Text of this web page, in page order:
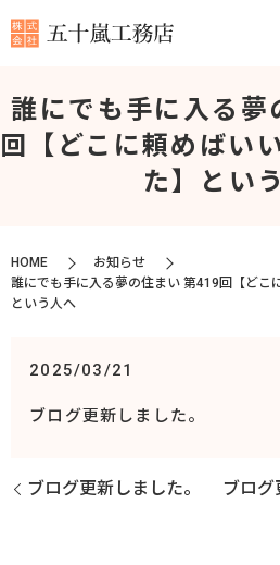
誰にでも手に入る
回【どこに頼めばい
た】とい
HOME
お知らせ
誰にでも手に入る夢の住まい 第419回【どこ
という人へ
2025/03/21
ブログ更新しました。
ブログ更新しました。 ブロ